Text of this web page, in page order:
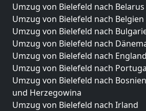
Umzug von Bielefeld nach Belarus
Umzug von Bielefeld nach Belgien
Umzug von Bielefeld nach
Umzug von Bielefeld nach
Umzug von Bielefeld nach England
Umzug von Bielefeld nach
Umzug von Bielefeld nach Bosnien
und Herzegowina
Umzug von Bielefeld nach Irland